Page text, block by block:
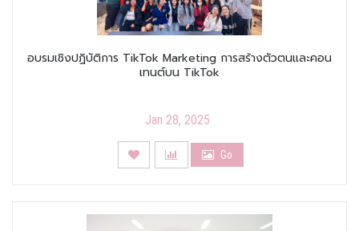
อบรมเชิงปฏิบัติการ TikTok Marketing การสร้างตัวตนและคอน
เทนต์บน TikTok
Jan 28, 2025
Go